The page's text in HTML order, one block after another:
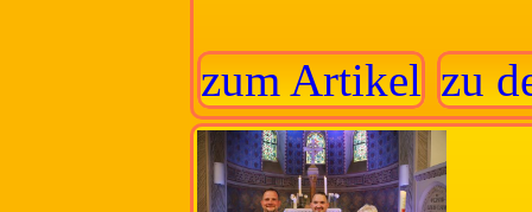
zum Artikel zu